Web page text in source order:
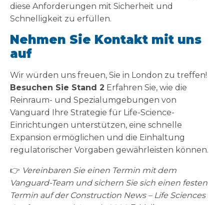
diese Anforderungen mit Sicherheit und
Schnelligkeit zu erfüllen.
Nehmen Sie Kontakt mit uns
auf
Wir würden uns freuen, Sie in London zu treffen!
Besuchen Sie Stand 2 Erfahren Sie, wie die
Reinraum- und Spezialumgebungen von
Vanguard Ihre Strategie für Life-Science-
Einrichtungen unterstützen, eine schnelle
Expansion ermöglichen und die Einhaltung
regulatorischer Vorgaben gewährleisten können.
👉 Vereinbaren Sie einen Termin mit dem
Vanguard-Team und sichern Sie sich einen festen
Termin auf der Construction News – Life Sciences